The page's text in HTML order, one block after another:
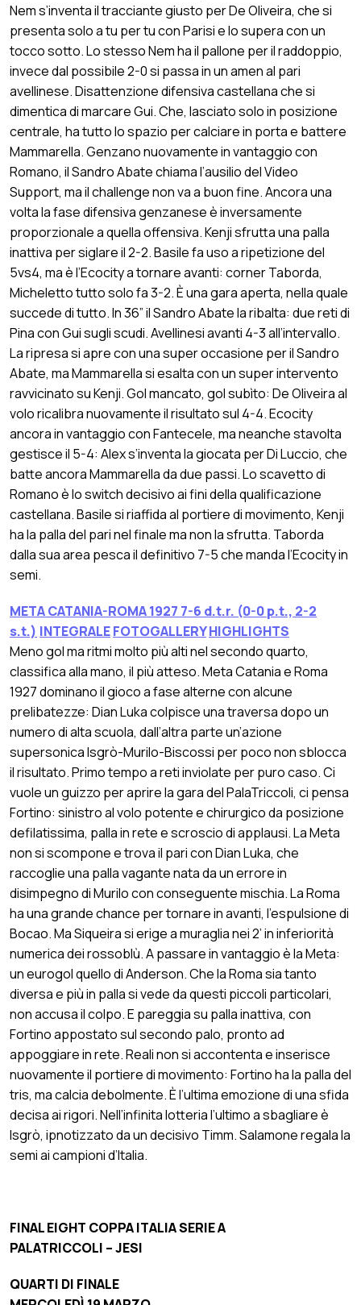
Nem s’inventa il tracciante giusto per De Oliveira, che si
presenta solo a tu per tu con Parisi e lo supera con un
tocco sotto. Lo stesso Nem ha il pallone per il raddoppio,
invece dal possibile 2-0 si passa in un amen al pari
avellinese. Disattenzione difensiva castellana che si
dimentica di marcare Gui. Che, lasciato solo in posizione
centrale, ha tutto lo spazio per calciare in porta e battere
Mammarella. Genzano nuovamente in vantaggio con
Romano, il Sandro Abate chiama l’ausilio del Video
Support, ma il challenge non va a buon fine. Ancora una
volta la fase difensiva genzanese è inversamente
proporzionale a quella offensiva. Kenji sfrutta una palla
inattiva per siglare il 2-2. Basile fa uso a ripetizione del
5vs4, ma è l’Ecocity a tornare avanti: corner Taborda,
Micheletto tutto solo fa 3-2. È una gara aperta, nella quale
succede di tutto. In 36” il Sandro Abate la ribalta: due reti di
Pina con Gui sugli scudi. Avellinesi avanti 4-3 all’intervallo.
La ripresa si apre con una super occasione per il Sandro
Abate, ma Mammarella si esalta con un super intervento
ravvicinato su Kenji. Gol mancato, gol subìto: De Oliveira al
volo ricalibra nuovamente il risultato sul 4-4. Ecocity
ancora in vantaggio con Fantecele, ma neanche stavolta
gestisce il 5-4: Alex s’inventa la giocata per Di Luccio, che
batte ancora Mammarella da due passi. Lo scavetto di
Romano è lo switch decisivo ai fini della qualificazione
castellana. Basile si riaffida al portiere di movimento, Kenji
ha la palla del pari nel finale ma non la sfrutta. Taborda
dalla sua area pesca il definitivo 7-5 che manda l’Ecocity in
semi.
META CATANIA-ROMA 1927 7-6 d.t.r. (0-0 p.t., 2-2
s.t.) INTEGRALEFOTOGALLERYHIGHLIGHTS
Meno gol ma ritmi molto più alti nel secondo quarto,
classifica alla mano, il più atteso. Meta Catania e Roma
1927 dominano il gioco a fase alterne con alcune
prelibatezze: Dian Luka colpisce una traversa dopo un
numero di alta scuola, dall’altra parte un’azione
supersonica Isgrò-Murilo-Biscossi per poco non sblocca
il risultato. Primo tempo a reti inviolate per puro caso. Ci
vuole un guizzo per aprire la gara del PalaTriccoli, ci pensa
Fortino: sinistro al volo potente e chirurgico da posizione
defilatissima, palla in rete e scroscio di applausi. La Meta
non si scompone e trova il pari con Dian Luka, che
raccoglie una palla vagante nata da un errore in
disimpegno di Murilo con conseguente mischia. La Roma
ha una grande chance per tornare in avanti, l’espulsione di
Bocao. Ma Siqueira si erige a muraglia nei 2’ in inferiorità
numerica dei rossoblù. A passare in vantaggio è la Meta:
un eurogol quello di Anderson. Che la Roma sia tanto
diversa e più in palla si vede da questi piccoli particolari,
non accusa il colpo. E pareggia su palla inattiva, con
Fortino appostato sul secondo palo, pronto ad
appoggiare in rete. Reali non si accontenta e inserisce
nuovamente il portiere di movimento: Fortino ha la palla del
tris, ma calcia debolmente. È l’ultima emozione di una sfida
decisa ai rigori. Nell’infinita lotteria l’ultimo a sbagliare è
Isgrò, ipnotizzato da un decisivo Timm. Salamone regala la
semi ai campioni d’Italia.
FINAL EIGHT COPPA ITALIA SERIE A
PALATRICCOLI – JESI
QUARTI DI FINALE